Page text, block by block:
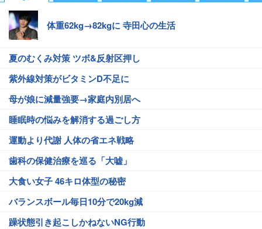
体重62kg→82kgに 寺田心の生活
夏のむくみ対策 ツボ&反射区押し
紫外線対策がビタミンD不足に
母が娘に減量強要→家庭内別居へ
睡眠時の悩みを解消する過ごし方
運動より代謝 人体の省エネ戦略
歯科の保健治療を巡る「大嘘」
大食い女子 46キロ体型の秘密
バランスボール毎日10分で20kg減
躁状態引き起こしかねないNG行動